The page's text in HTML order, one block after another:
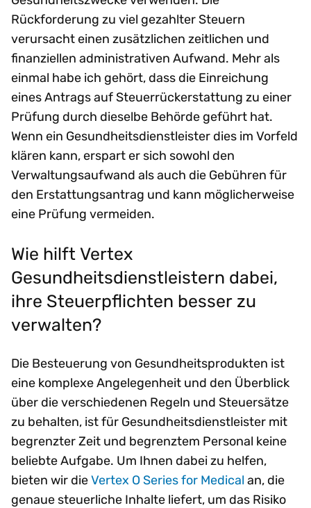
Rückforderung zu viel gezahlter Steuern
verursacht einen zusätzlichen zeitlichen und
finanziellen administrativen Aufwand. Mehr als
einmal habe ich gehört, dass die Einreichung
eines Antrags auf Steuerrückerstattung zu einer
Prüfung durch dieselbe Behörde geführt hat.
Wenn ein Gesundheitsdienstleister dies im Vorfeld
klären kann, erspart er sich sowohl den
Verwaltungsaufwand als auch die Gebühren für
den Erstattungsantrag und kann möglicherweise
eine Prüfung vermeiden.
Wie hilft Vertex
Gesundheitsdienstleistern dabei,
ihre Steuerpflichten besser zu
verwalten?
Die Besteuerung von Gesundheitsprodukten ist
eine komplexe Angelegenheit und den Überblick
über die verschiedenen Regeln und Steuersätze
zu behalten, ist für Gesundheitsdienstleister mit
begrenzter Zeit und begrenztem Personal keine
beliebte Aufgabe. Um Ihnen dabei zu helfen,
bieten wir dieVertex O Series for Medical an, die
genaue steuerliche Inhalte liefert, um das Risiko